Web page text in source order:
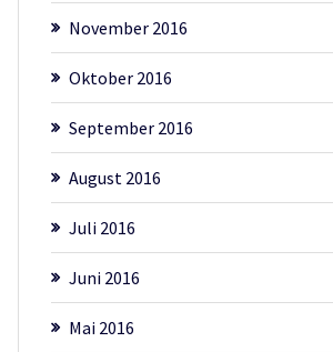
November 2016
Oktober 2016
September 2016
August 2016
Juli 2016
Juni 2016
Mai 2016